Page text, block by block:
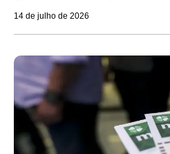
14 de julho de 2026